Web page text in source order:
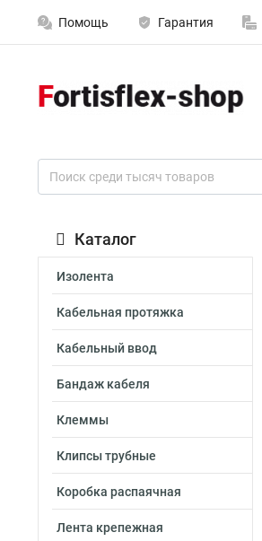
Помощь Гарантия
Каталог
Изолента
Кабельная протяжка
Кабельный ввод
Бандаж кабеля
Клеммы
Клипсы трубные
Коробка распаячная
Лента крепежная